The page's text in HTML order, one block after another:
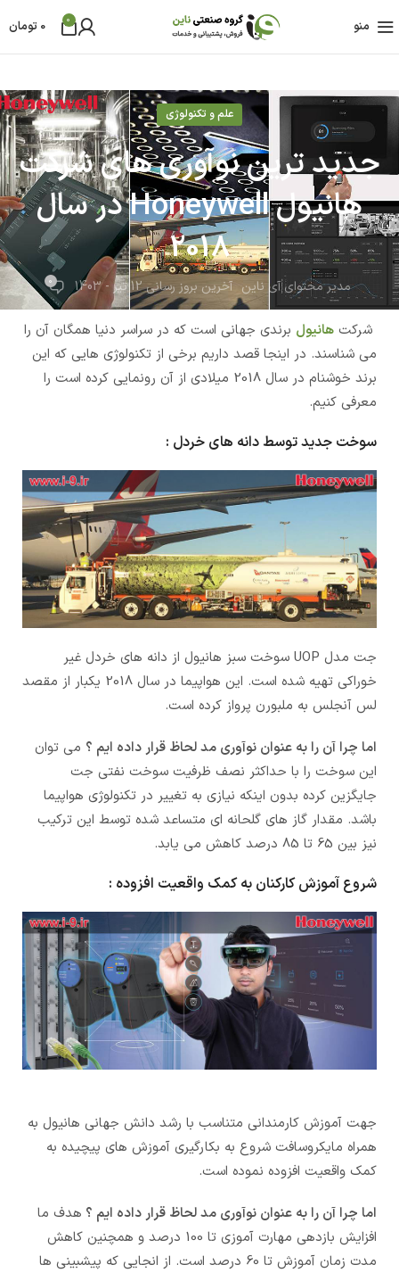
منو 0
0 تومان
علم و تکنولوژی
جدید ترین نوآوری های شرکت
هانیول Honeywell در سال
2018
مدیر محتوای آی ناین آخرین بروز رسانی 12 تیر - 1403 0
شرکت هانیول برندی جهانی است که در سراسر دنیا همگان آن را
می شناسند. در اینجا قصد داریم برخی از تکنولوژی هایی که این
برند خوشنام در سال 2018 میلادی از آن رونمایی کرده است را
معرفی کنیم.
سوخت جدید توسط دانه های خردل :
جت مدل UOP سوخت سبز هانیول از دانه های خردل غیر
خوراکی تهیه شده است. این هواپیما در سال 2018 یکبار از مقصد
لس آنجلس به ملبورن پرواز کرده است.
اما چرا آن را به عنوان نوآوری مد لحاظ قرار داده ایم ؟ می توان
این سوخت را با حداکثر نصف ظرفیت سوخت نفتی جت
جایگزین کرده بدون اینکه نیازی به تغییر در تکنولوژی هواپیما
باشد. مقدار گاز های گلحانه ای متساعد شده توسط این ترکیب
نیز بین 65 تا 85 درصد کاهش می یابد.
شروع آموزش کارکنان به کمک واقعیت افزوده :
جهت آموزش کارمندانی متناسب با رشد دانش جهانی هانیول به
همراه مایکروسافت شروع به بکارگیری آموزش های پیچیده به
کمک واقعیت افزوده نموده است.
اما چرا آن را به عنوان نوآوری مد لحاظ قرار داده ایم ؟ هدف ما
افزایش بازدهی مهارت آموزی تا 100 درصد و همچنین کاهش
مدت زمان آموزش تا 60 درصد است. از انجایی که پیشبینی ها